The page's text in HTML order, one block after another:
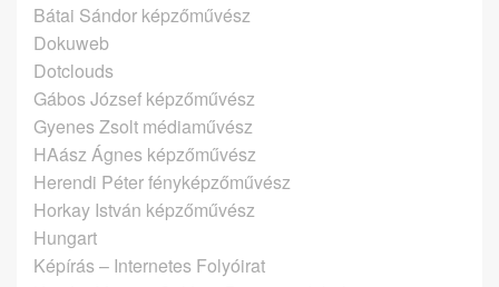
Bátai Sándor képzőművész
Dokuweb
Dotclouds
Gábos József képzőművész
Gyenes Zsolt médiaművész
HAász Ágnes képzőművész
Herendi Péter fényképzőművész
Horkay István képzőművész
Hungart
Képírás – Internetes Folyóirat